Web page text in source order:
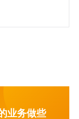
业务做些